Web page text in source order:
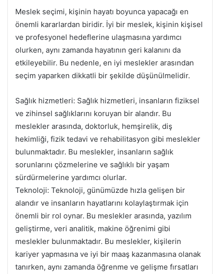
Meslek seçimi, kişinin hayatı boyunca yapacağı en
önemli kararlardan biridir. İyi bir meslek, kişinin kişisel
ve profesyonel hedeflerine ulaşmasına yardımcı
olurken, aynı zamanda hayatının geri kalanını da
etkileyebilir. Bu nedenle, en iyi meslekler arasından
seçim yaparken dikkatli bir şekilde düşünülmelidir.
Sağlık hizmetleri: Sağlık hizmetleri, insanların fiziksel
ve zihinsel sağlıklarını koruyan bir alandır. Bu
meslekler arasında, doktorluk, hemşirelik, diş
hekimliği, fizik tedavi ve rehabilitasyon gibi meslekler
bulunmaktadır. Bu meslekler, insanların sağlık
sorunlarını çözmelerine ve sağlıklı bir yaşam
sürdürmelerine yardımcı olurlar.
Teknoloji: Teknoloji, günümüzde hızla gelişen bir
alandır ve insanların hayatlarını kolaylaştırmak için
önemli bir rol oynar. Bu meslekler arasında, yazılım
geliştirme, veri analitik, makine öğrenimi gibi
meslekler bulunmaktadır. Bu meslekler, kişilerin
kariyer yapmasına ve iyi bir maaş kazanmasına olanak
tanırken, aynı zamanda öğrenme ve gelişme fırsatları